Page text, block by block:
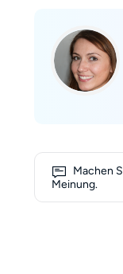
Machen
Meinung.